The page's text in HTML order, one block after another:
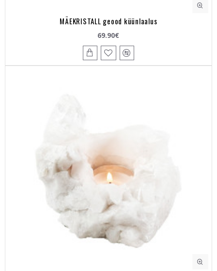
MÄEKRISTALL geood küünlaalus
69.90€